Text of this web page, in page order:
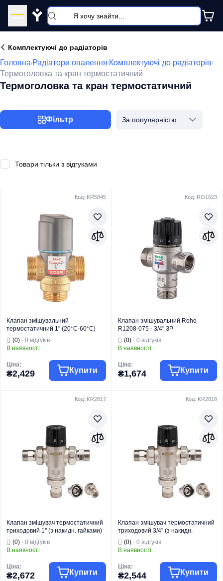
Y
Комплектуючі до радіаторів
Головна/Радіатори опалення/Комплектуючі до радіаторів/
Термоголовка та кран термостатичний
Термоголовка та кран термостатичний
Фільтр За популярністю
Товари тільки з відгуками
Код: KR5845
Клапан змішувальний
термостатичний 1'' (20*C-60*C)
KOER KR.1268 (KR5845)
(0) · 0 відгуків
В наявності
Ціна:
₴2,429 Купити
Клапани
Клапан
змішувальний
Країна бренду
Чехія
Модель
KR.1268
Код: RO1023
Клапан змішувальний Roho
R1208-075 - 3/4" ЗР
термостатичний (42-60*C)
(RO1023)
(0)· 0 відгуків
В наявності
Ціна:
₴1,674 Купити
Клапани
Клапан
змішувальний
Країна бренду
Італія
Країна виробник
Італія
Код: KR2817
Клапан змішувач термостатичний
триходовий 1'' (з накидн. гайками)
Koer KR.1258 (KR2817)
(0) · 0 відгуків
В наявності
Ціна:
₴2,672 Купити
Код: KR2818
Клапан змішувач термостатичний
триходовий 3/4'' (з накидн.
гайками) Koer KR.1258 (KR2818)
(0)· 0 відгуків
В наявності
Ціна:
₴2,544 Купити